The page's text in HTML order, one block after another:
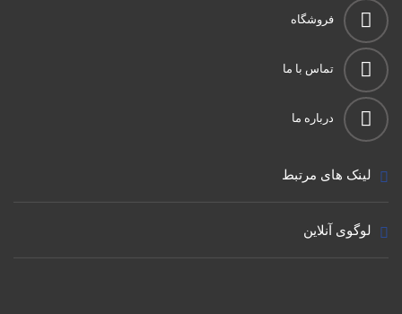
فروشگاه
تماس با ما
درباره ما
لینک های مرتبط
لوگوی آنلاین